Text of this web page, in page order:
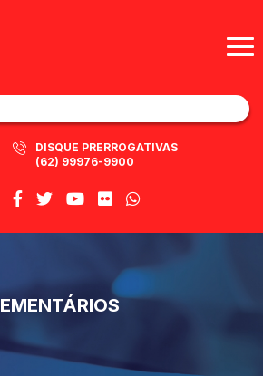
DISQUE PRERROGATIVAS
(62) 99976-9900
EMENTÁRIOS